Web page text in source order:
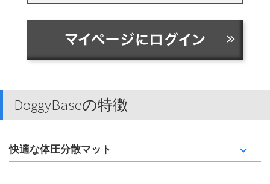
DoggyBaseの特徴
快適な体圧分散マット